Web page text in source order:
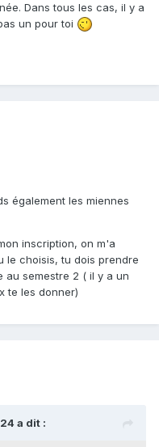
Dans tous les cas, il y a
un pour toi
également les miennes
inscription, on m'a
le choisis, tu dois prendre
au semestre 2 ( il y a un
te les donner)
a dit :